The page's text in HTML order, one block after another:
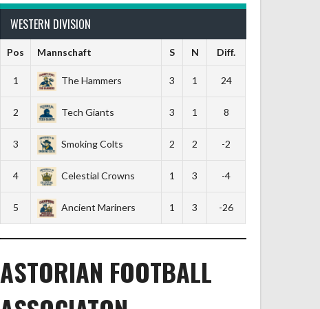
WESTERN DIVISION
Pos Mannschaft S N Diff.
1 The Hammers 3 1 24
2 Tech Giants 3 1 8
3 Smoking Colts 2 2 -2
4 Celestial Crowns 1 3 -4
5 Ancient Mariners 1 3 -26
ASTORIAN FOOTBALL